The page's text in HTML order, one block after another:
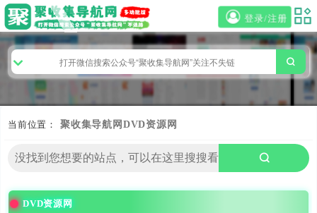
登录/注册
当前位置： 聚收集导航网 DVD资源网
DVD资源网